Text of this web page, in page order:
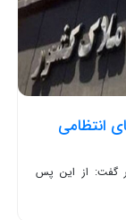
انتظامی
گفت: از این پس